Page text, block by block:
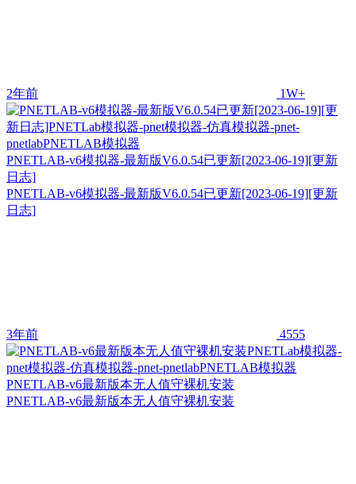
2年前 1W+
PNETLAB-v6模拟器-最新版V6.0.54已更新[2023-06-19][更新
日志]
PNETLAB-v6模拟器-最新版V6.0.54已更新[2023-06-19][更新
日志]
3年前 4555
PNETLAB-v6最新版本无人值守裸机安装
PNETLAB-v6最新版本无人值守裸机安装